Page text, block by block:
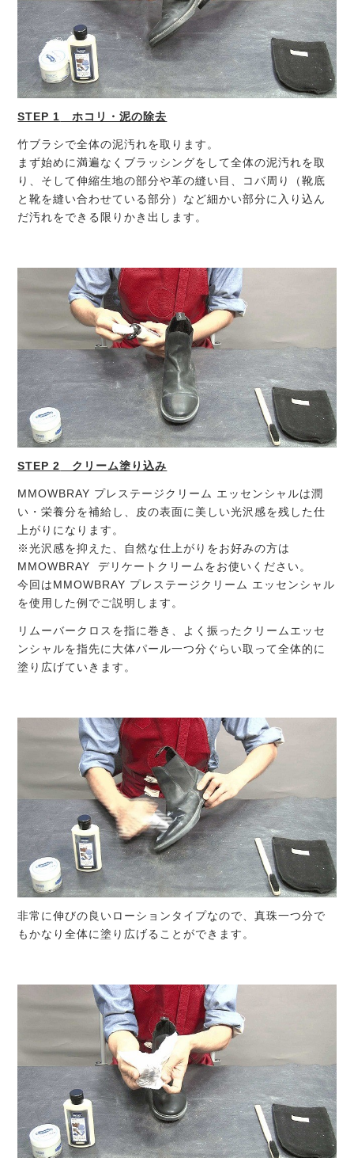
STEP 1 ホコリ・泥の除去
竹ブラシで全体の泥汚れを取ります。
まず始めに満遍なくブラッシングをして全体の泥汚れを取
り、そして伸縮生地の部分や革の縫い目、コバ周り（靴底
と靴を縫い合わせている部分）など細かい部分に入り込ん
だ汚れをできる限りかき出します。
STEP 2 クリーム塗り込み
MMOWBRAY プレステージクリーム エッセンシャルは潤
い・栄養分を補給し、皮の表面に美しい光沢感を残した仕
上がりになります。
※光沢感を抑えた、自然な仕上がりをお好みの方は
MMOWBRAY デリケートクリームをお使いください。
今回はMMOWBRAY プレステージクリーム エッセンシャル
を使用した例でご説明します。
リムーバークロスを指に巻き、よく振ったクリームエッセ
ンシャルを指先に大体パール一つ分ぐらい取って全体的に
塗り広げていきます。
非常に伸びの良いローションタイプなので、真珠一つ分で
もかなり全体に塗り広げることができます。